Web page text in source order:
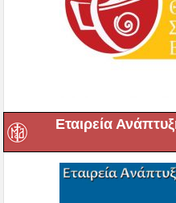
Εταιρεία